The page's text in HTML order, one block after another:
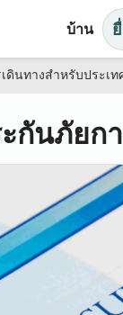
บ้าน
ดินทางสำหรับประเท
กันภัยก